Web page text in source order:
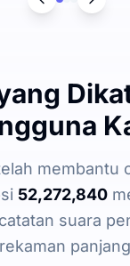
membantu
52,272,840
suara
rekaman